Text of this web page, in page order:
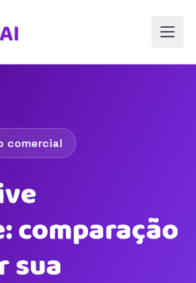
comercial
comparação
sua